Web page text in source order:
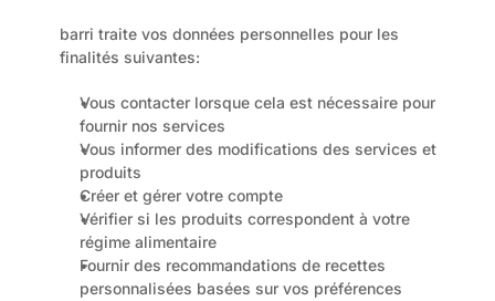
barri traite vos données personnelles pour les
finalités suivantes:
Vous contacter lorsque cela est nécessaire pour
fournir nos services
Vous informer des modifications des services et
produits
Créer et gérer votre compte
Vérifier si les produits correspondent à votre
régime alimentaire
Fournir des recommandations de recettes
personnalisées basées sur vos préférences